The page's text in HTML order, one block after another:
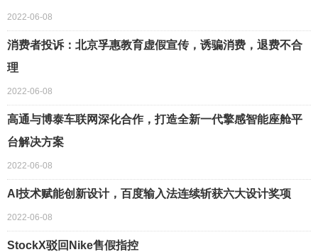
2022-06-08
消费者投诉：北京孚惠教育虚假宣传，诱骗消费，退费不合
理
2022-06-08
高通与博泰车联网深化合作，打造全新一代擎感智能座舱平
台解决方案
2022-06-08
AI技术赋能创新设计，百度输入法连续斩获六大设计奖项
2022-06-08
StockX驳回Nike售假指控